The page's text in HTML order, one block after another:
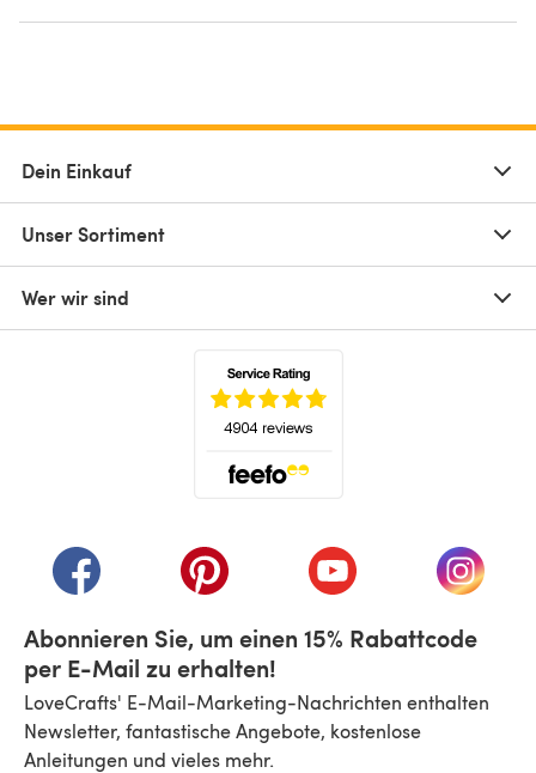
Dein Einkauf
Unser Sortiment
Wer wir sind
(öffnet sich in einem neuen Tab)
(öffnet sich in einem neuen Tab)
(öffnet sich in einem
(öffnet
Abonnieren Sie, um einen 15% Rabattcode
per E-Mail zu erhalten!
LoveCrafts' E-Mail-Marketing-Nachrichten enthalten
Newsletter, fantastische Angebote, kostenlose
Anleitungen und vieles mehr.